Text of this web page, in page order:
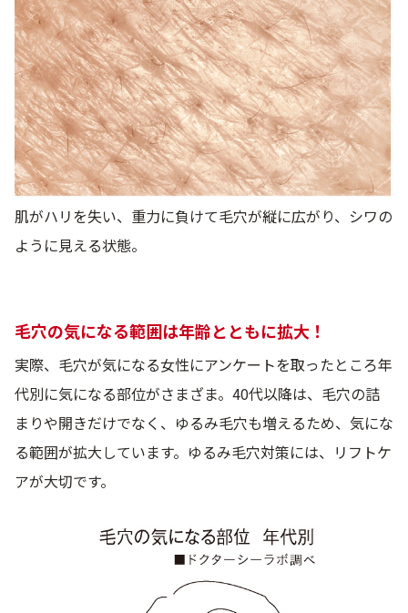
肌がハリを失い、重力に負けて毛穴が縦に広がり、シワの
ように見える状態。
毛穴の気になる範囲は年齢とともに拡大！
実際、毛穴が気になる女性にアンケートを取ったところ年
代別に気になる部位がさまざま。40代以降は、毛穴の詰
まりや開きだけでなく、ゆるみ毛穴も増えるため、気にな
る範囲が拡大しています。ゆるみ毛穴対策には、リフトケ
アが大切です。